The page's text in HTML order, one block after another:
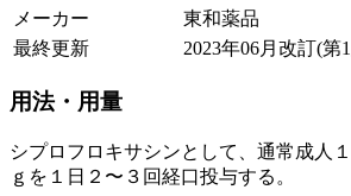
メーカー
東和薬品
最終更新
2023年06月改訂(第
用法・用量
シプロフロキサシンとして、通常成人
ｇを１日２〜３回経口投与する。